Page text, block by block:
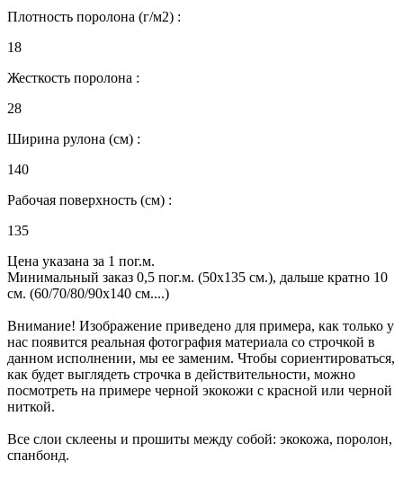
Плотность поролона (г/м2) :
18
Жесткость поролона :
28
Ширина рулона (см) :
140
Рабочая поверхность (см) :
135
Цена указана за 1 пог.м.
Минимальный заказ 0,5 пог.м. (50х135 см.), дальше кратно 10
см. (60/70/80/90х140 см....)
Внимание! Изображение приведено для примера, как только у
нас появится реальная фотография материала со строчкой в
данном исполнении, мы ее заменим. Чтобы сориентироваться,
как будет выглядеть строчка в действительности, можно
посмотреть на примере черной экокожи с красной или черной
ниткой.
Все слои склеены и прошиты между собой: экокожа, поролон,
спанбонд.